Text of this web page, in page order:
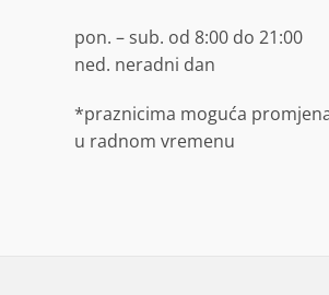
pon. – sub. od 8:00 do 21:00
ned. neradni dan
*praznicima moguća
u radnom vremenu